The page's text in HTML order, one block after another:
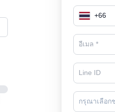
+66
กรุณาเลือก